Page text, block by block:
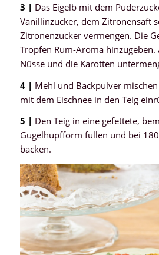
3 | Das Eigelb mit dem
Vanillinzucker, dem Zitronensaft
Zitronenzucker vermengen. Die
Tropfen Rum-Aroma hinzugeben.
Nüsse und die Karotten
4 | Mehl und Backpulver
mit dem Eischnee in den Teig
5 | Den Teig in eine gefettete,
Gugelhupfform füllen und bei
backen.